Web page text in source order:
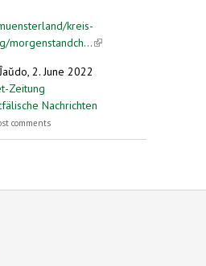
kreis-
morgenstandch...(link is
Ĵaŭdo, 2. June 2022
Zeitung
Nachrichten
in der Stiftskirche
comments